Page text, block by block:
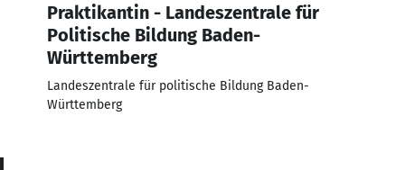
Praktikantin - Landeszentrale für
Politische Bildung Baden-
Württemberg
Landeszentrale für politische Bildung Baden-
Württemberg